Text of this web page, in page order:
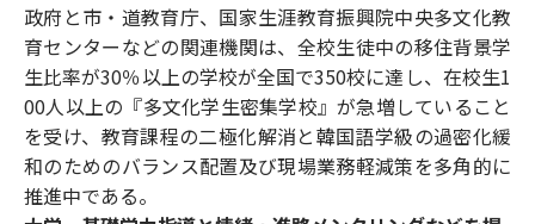
政府と市・道教育庁、国家生涯教育振興院中央多文化教
育センターなどの関連機関は、全校生徒中の移住背景学
生比率が30％以上の学校が全国で350校に達し、在校生1
00人以上の『多文化学生密集学校』が急増していること
を受け、教育課程の二極化解消と韓国語学級の過密化緩
和のためのバランス配置及び現場業務軽減策を多角的に
推進中である。